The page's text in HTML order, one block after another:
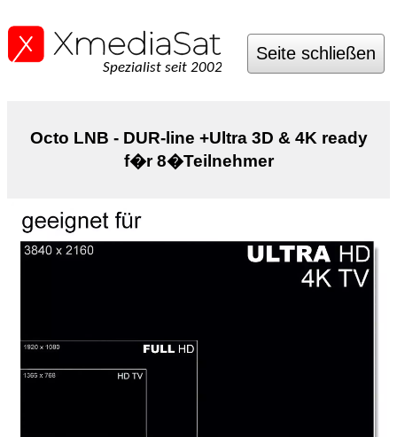
Spezialist seit 2002
Seite schließen
Octo LNB - DUR-line +Ultra 3D & 4K ready
f�r 8�Teilnehmer